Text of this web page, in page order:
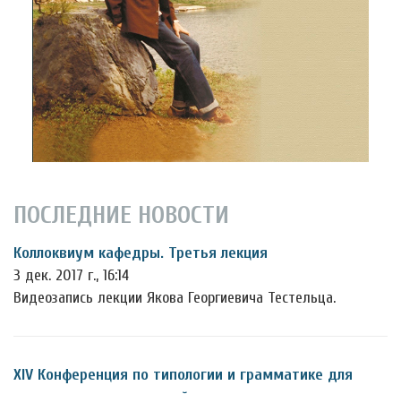
ПОСЛЕДНИЕ НОВОСТИ
Коллоквиум кафедры. Третья лекция
3 дек. 2017 г., 16:14
Видеозапись лекции Якова Георгиевича Тестельца.
XIV Конференция по типологии и грамматике для